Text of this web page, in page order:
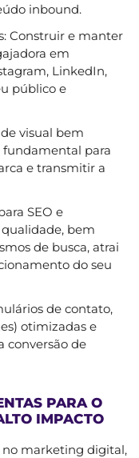
inbound.
Construir e manter
em
LinkedIn,
público e
visual bem
fundamental para
e transmitir a
SEO e
bem
de busca, atrai
do seu
de contato,
otimizadas e
conversão de
PARA O
IMPACTO
no marketing digital,